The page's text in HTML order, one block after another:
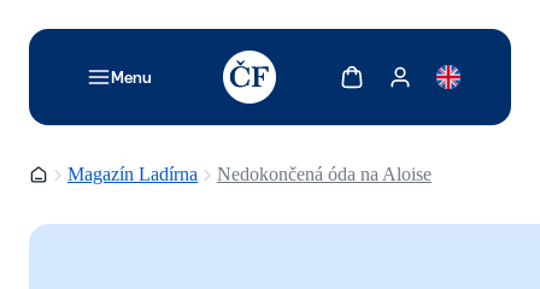
Menu
TODO: Add description for reader
Zobrazit košíkZobrazit můj účet
Domovská stránka
Magazín Ladírna Nedokončená óda na Aloise